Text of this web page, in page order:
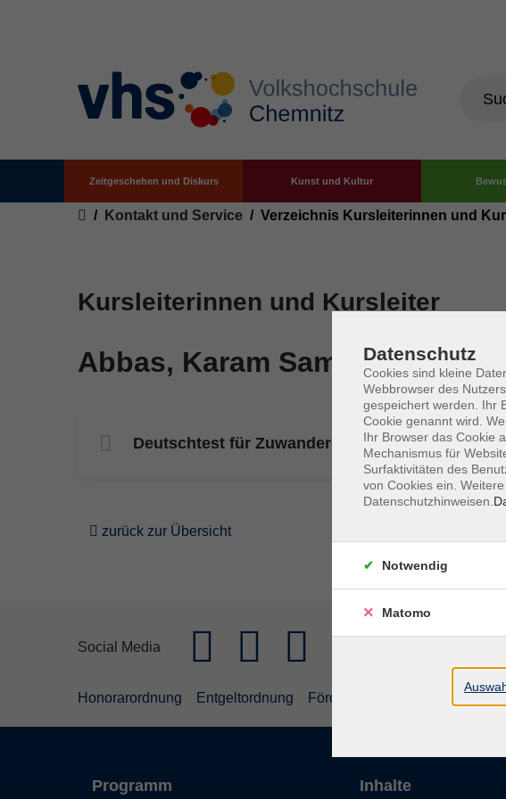
Zum Hauptinhalt springen
Zeitgeschehen und Diskurs Kunst und Kultur
Sie sind hier:
Kontakt und Service Verzeichnis Kursleiterinnen und
Kursleiterinnen und Kursleiter
Abbas, Karam Samy Atta
Deutschtest für Zuwanderer
zurück zur Übersicht
Social Media
Honorarordnung
Entgeltordnung Förderhinweis
Programm Inhalte
Datenschutz
Cookies sind kleine
Webbrowser des
gespeichert werden. Ihr
Cookie genannt wird.
Ihr Browser das Cookie
Mechanismus für
Surfaktivitäten des
von Cookies ein.
Datenschutzhinweisen.
Notwendig
Matomo